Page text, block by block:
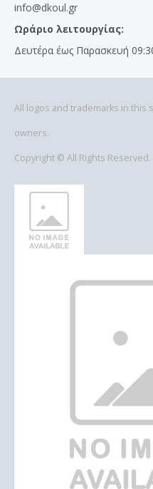
info@dkoul.gr
Ωράριο λειτουργίας:
Δευτέρα έως Παρασκευή
All logos and trademarks in this
owners.
Copyright © All Rights Reserved.